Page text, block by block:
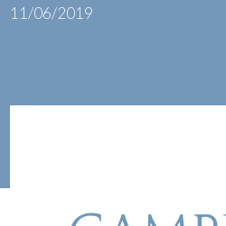
11/06/2019